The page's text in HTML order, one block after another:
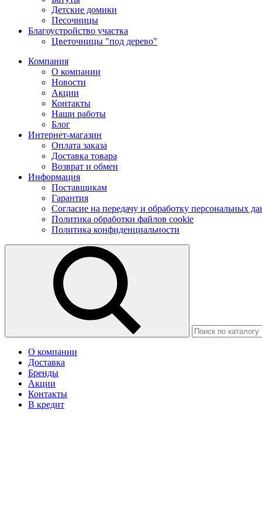
Детские домики
Песочницы
Благоустройство участка
Цветочницы "под дерево"
Компания
О компании
Новости
Акции
Контакты
Наши работы
Блог
Интернет-магазин
Оплата заказа
Доставка товара
Возврат и обмен
Информация
Поставщикам
Гарантия
Согласие на передачу и обработку персональных
Политика обработки файлов cookie
Политика конфиденциальности
О компании
Доставка
Бренды
Акции
Контакты
В кредит